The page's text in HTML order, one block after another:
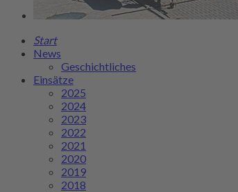
Start
News
Geschichtliches
Einsätze
2025
2024
2023
2022
2021
2020
2019
2018